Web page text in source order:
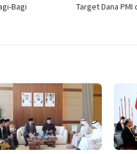
Bagi
Target Dana